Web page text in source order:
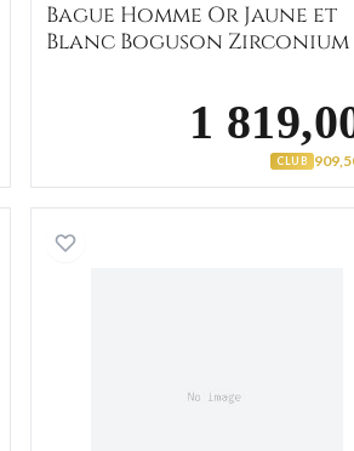
Bague Homme Or Jaune et
Blanc Boguson Zirconium
1
CLUB
Chandan Diamant Onyx Chevalière